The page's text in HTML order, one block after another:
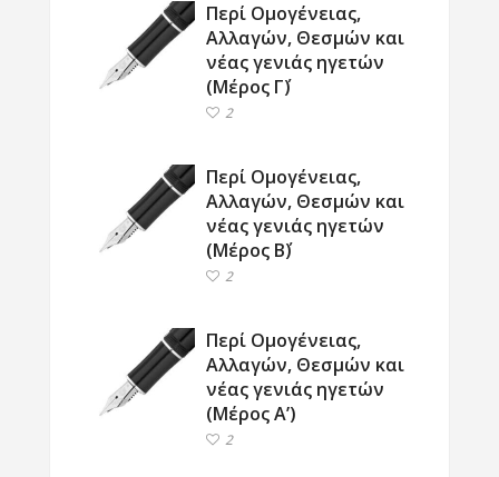
Περί Ομογένειας,
Αλλαγών, Θεσμών και
νέας γενιάς ηγετών
(Μέρος Γ΄)
2
Περί Ομογένειας,
Αλλαγών, Θεσμών και
νέας γενιάς ηγετών
(Μέρος Β΄)
2
Περί Ομογένειας,
Αλλαγών, Θεσμών και
νέας γενιάς ηγετών
(Μέρος Α’)
2